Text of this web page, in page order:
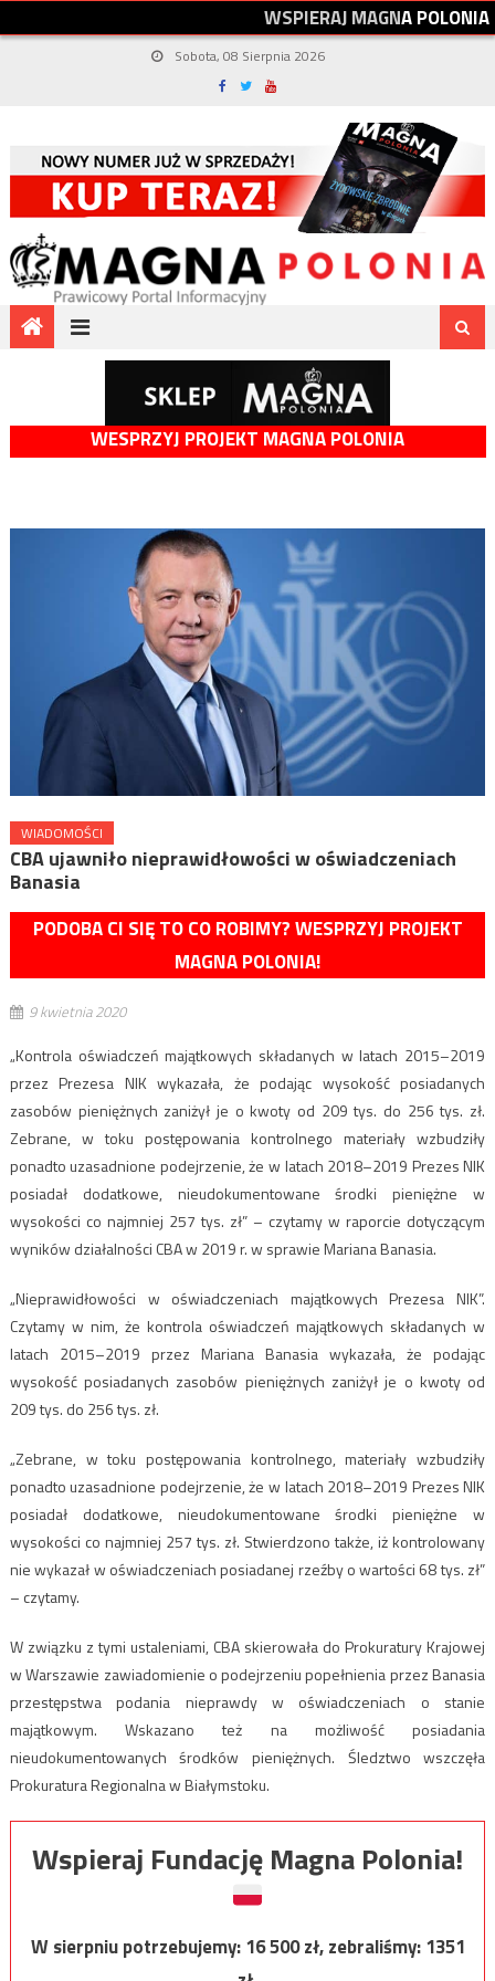
WSPIERAJMAGNAPOLONIA
Sobota, 08 Sierpnia 2026
WESPRZYJ PROJEKT MAGNA POLONIA
WIADOMOŚCI
CBA ujawniło nieprawidłowości w oświadczeniach
Banasia
PODOBA CI SIĘ TO CO ROBIMY? WESPRZYJ PROJEKT
MAGNA POLONIA!
9 kwietnia 2020
„Kontrola oświadczeń majątkowych składanych w latach 2015–2019
przez Prezesa NIK wykazała, że podając wysokość posiadanych
zasobów pieniężnych zaniżył je o kwoty od 209 tys. do 256 tys. zł.
Zebrane, w toku postępowania kontrolnego materiały wzbudziły
ponadto uzasadnione podejrzenie, że w latach 2018–2019 Prezes NIK
posiadał dodatkowe, nieudokumentowane środki pieniężne w
wysokości co najmniej 257 tys. zł” – czytamy w raporcie dotyczącym
wyników działalności CBA w 2019 r. w sprawie Mariana Banasia.
„Nieprawidłowości w oświadczeniach majątkowych Prezesa NIK”.
Czytamy w nim, że kontrola oświadczeń majątkowych składanych w
latach 2015–2019 przez Mariana Banasia wykazała, że podając
wysokość posiadanych zasobów pieniężnych zaniżył je o kwoty od
209 tys. do 256 tys. zł.
„Zebrane, w toku postępowania kontrolnego, materiały wzbudziły
ponadto uzasadnione podejrzenie, że w latach 2018–2019 Prezes NIK
posiadał dodatkowe, nieudokumentowane środki pieniężne w
wysokości co najmniej 257 tys. zł. Stwierdzono także, iż kontrolowany
nie wykazał w oświadczeniach posiadanej rzeźby o wartości 68 tys. zł”
– czytamy.
W związku z tymi ustaleniami, CBA skierowała do Prokuratury Krajowej
w Warszawie zawiadomienie o podejrzeniu popełnienia przez Banasia
przestępstwa podania nieprawdy w oświadczeniach o stanie
majątkowym. Wskazano też na możliwość posiadania
nieudokumentowanych środków pieniężnych. Śledztwo wszczęła
Prokuratura Regionalna w Białymstoku.
Wspieraj Fundację Magna Polonia!
W sierpniu potrzebujemy:16 500zł, zebraliśmy:1351